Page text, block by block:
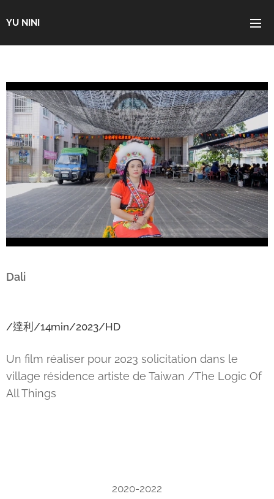
YU NINI
Dali
/達利 /14min/2023/HD
Un film réaliser pour 2023 solicitation dans le
village résidence artiste de Taiwan /The Logic Of
All Things
2020-2022